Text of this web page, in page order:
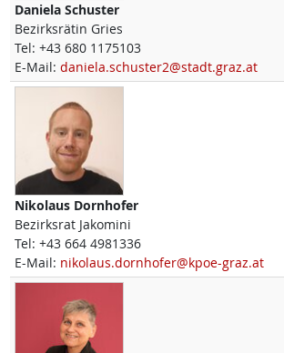
Daniela Schuster
Bezirksrätin Gries
Tel: +43 680 1175103
E-Mail: daniela.schuster2@stadt.graz.at
Nikolaus Dornhofer
Bezirksrat Jakomini
Tel: +43 664 4981336
E-Mail: nikolaus.dornhofer@kpoe-graz.at